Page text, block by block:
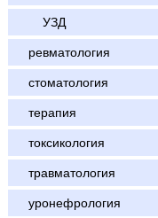
УЗД
ревматология
стоматология
терапия
токсикология
травматология
уронефрология